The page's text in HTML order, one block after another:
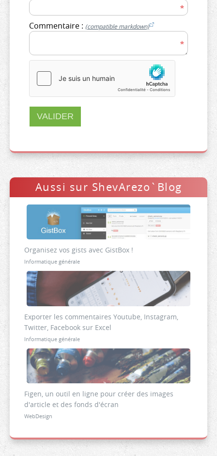
Commentaire : (compatible markdown)
VALIDER
Aussi sur ShevArezo`Blog
Organisez vos gists avec GistBox !
Informatique générale
Exporter les commentaires Youtube, Instagram,
Twitter, Facebook sur Excel
Informatique générale
Figen, un outil en ligne pour créer des images
d'article et des fonds d'écran
WebDesign